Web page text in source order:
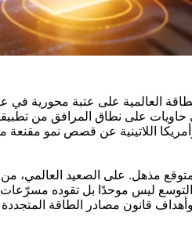
اللاتينية عن قصص نمو
ليس موحدًا بل تقوده مسرّعات
وأهداف قانون مصادر الطاقة